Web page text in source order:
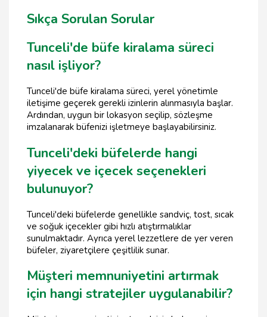
Sıkça Sorulan Sorular
Tunceli'de büfe kiralama süreci
nasıl işliyor?
Tunceli'de büfe kiralama süreci, yerel yönetimle
iletişime geçerek gerekli izinlerin alınmasıyla başlar.
Ardından, uygun bir lokasyon seçilip, sözleşme
imzalanarak büfenizi işletmeye başlayabilirsiniz.
Tunceli'deki büfelerde hangi
yiyecek ve içecek seçenekleri
bulunuyor?
Tunceli'deki büfelerde genellikle sandviç, tost, sıcak
ve soğuk içecekler gibi hızlı atıştırmalıklar
sunulmaktadır. Ayrıca yerel lezzetlere de yer veren
büfeler, ziyaretçilere çeşitlilik sunar.
Müşteri memnuniyetini artırmak
için hangi stratejiler uygulanabilir?